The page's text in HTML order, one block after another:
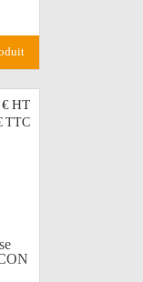
HT
TTC